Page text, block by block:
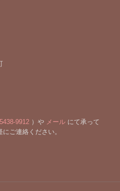
9912 ）や メール にて承って
ご連絡ください。